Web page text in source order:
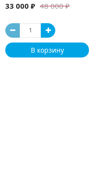
48 000 ₽
33 000 ₽
В корзину